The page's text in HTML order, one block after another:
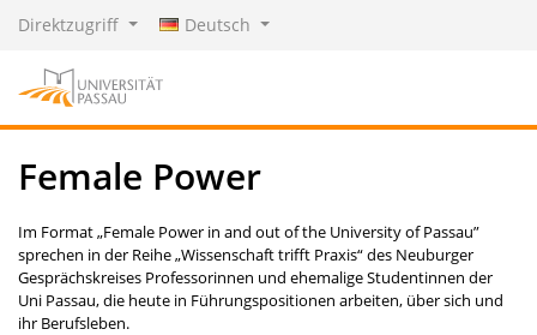
Direktzugriff Deutsch
Female Power
Im Format „Female Power in and out of the University of Passau”
sprechen in der Reihe „Wissenschaft trifft Praxis“ des Neuburger
Gesprächskreises Professorinnen und ehemalige Studentinnen der
Uni Passau, die heute in Führungspositionen arbeiten, über sich und
ihr Berufsleben.